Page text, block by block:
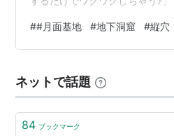
る縦穴をレーダーで分析して、
ことを発見したんだって。テニ
広いね♪ 月面基地にぴったりの
に、将来の月面基地として有望
ったね。で…
##月面基地 #地下洞窟 #縦穴
ネットで話題
84 ブックマーク